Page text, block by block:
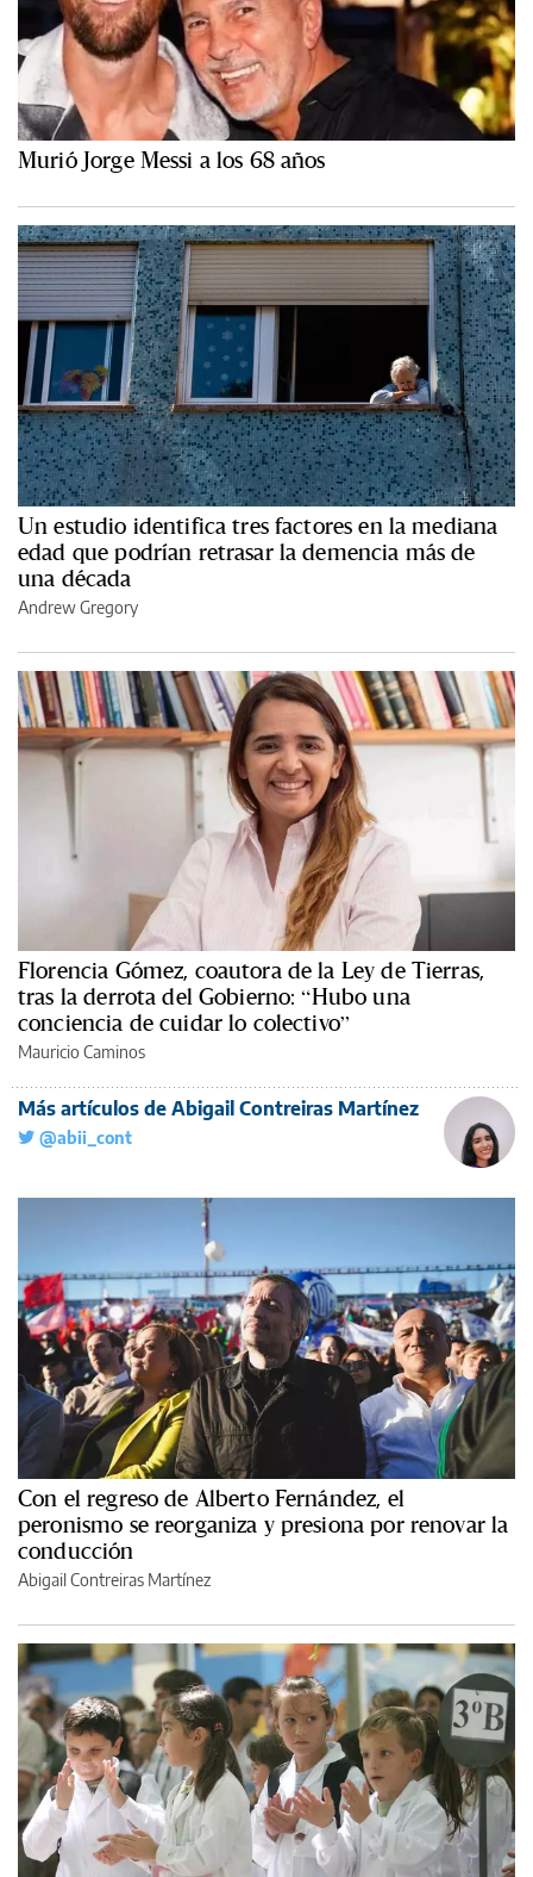
Murió Jorge Messi a los 68 años
Un estudio identifica tres factores en la mediana
edad que podrían retrasar la demencia más de
una década
Andrew Gregory
Florencia Gómez, coautora de la Ley de Tierras,
tras la derrota del Gobierno: “Hubo una
conciencia de cuidar lo colectivo”
Mauricio Caminos
Más artículos de Abigail Contreiras Martínez
@abii_cont
Con el regreso de Alberto Fernández, el
peronismo se reorganiza y presiona por renovar la
conducción
Abigail Contreiras Martínez